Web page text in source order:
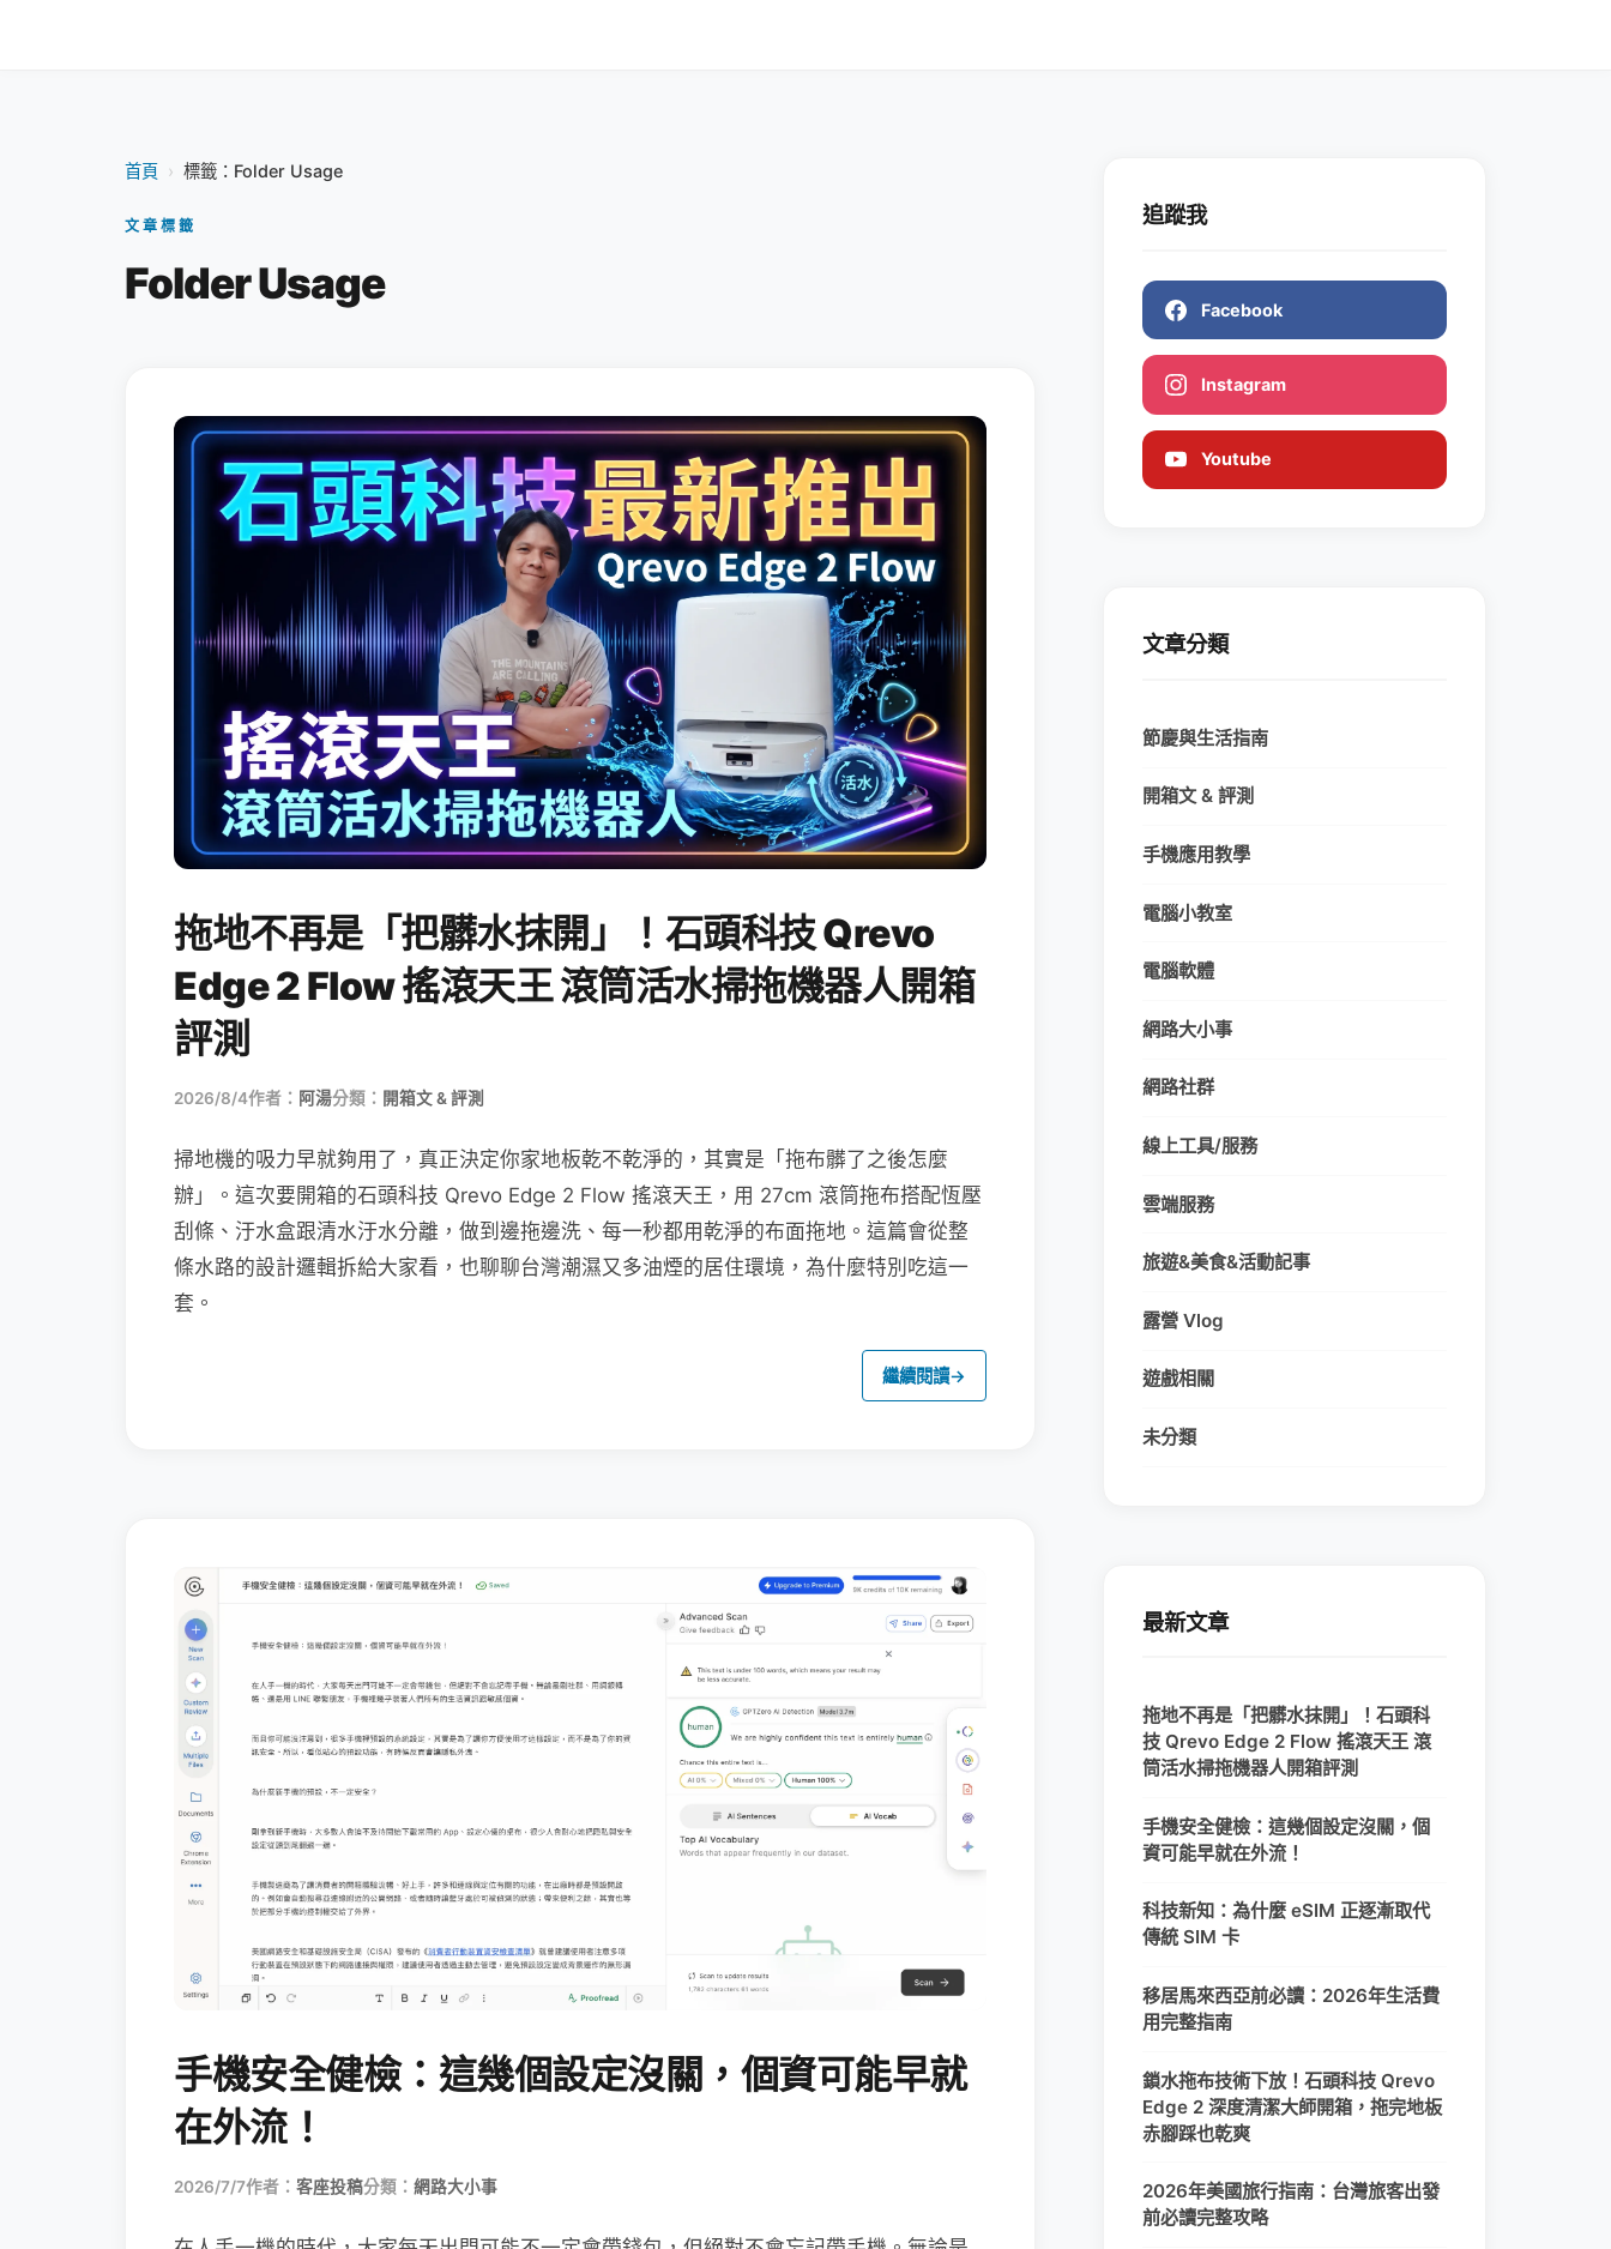
首頁 › 標籤：Folder Usage
文章標籤
Folder Usage
拖地不再是「把髒水抹開」！石頭科技 Qrevo
Edge 2 Flow 搖滾天王 滾筒活水掃拖機器人開箱
評測
2026/8/4作者： 阿湯分類： 開箱文 & 評測
掃地機的吸力早就夠用了，真正決定你家地板乾不乾淨的，其實是「拖布髒了之後怎麼
辦」。這次要開箱的石頭科技 Qrevo Edge 2 Flow 搖滾天王，用 27cm 滾筒拖布搭配恆壓
刮條、汙水盒跟清水汙水分離，做到邊拖邊洗、每一秒都用乾淨的布面拖地。這篇會從整
條水路的設計邏輯拆給大家看，也聊聊台灣潮濕又多油煙的居住環境，為什麼特別吃這一
套。
繼續閱讀→
手機安全健檢：這幾個設定沒關，個資可能早就
在外流！
2026/7/7作者： 客座投稿分類： 網路大小事
追蹤我
Facebook
Instagram
Youtube
文章分類
節慶與生活指南
開箱文 & 評測
手機應用教學
電腦小教室
電腦軟體
網路大小事
網路社群
線上工具/服務
雲端服務
旅遊&美食&活動記事
露營 Vlog
遊戲相關
未分類
最新文章
拖地不再是「把髒水抹開」！石頭科
技 Qrevo Edge 2 Flow 搖滾天王 滾
筒活水掃拖機器人開箱評測
手機安全健檢：這幾個設定沒關，個
資可能早就在外流！
科技新知：為什麼 eSIM 正逐漸取代
傳統 SIM 卡
移居馬來西亞前必讀：2026年生活費
用完整指南
鎖水拖布技術下放！石頭科技 Qrevo
Edge 2 深度清潔大師開箱，拖完地板
赤腳踩也乾爽
2026年美國旅行指南：台灣旅客出發
前必讀完整攻略